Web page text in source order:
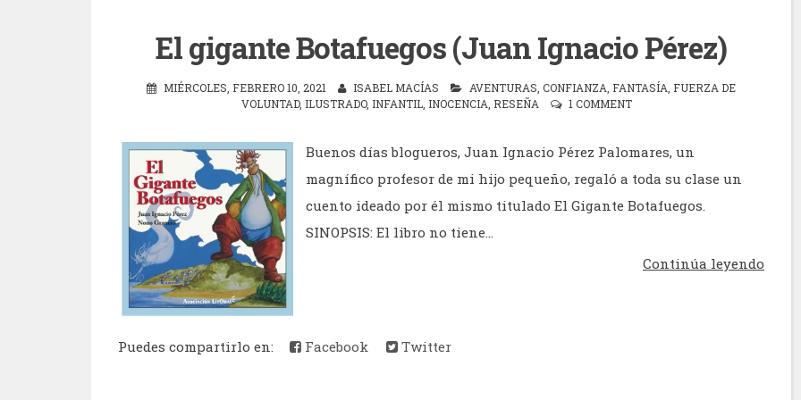
El gigante Botafuegos (Juan Ignacio Pérez)
MIÉRCOLES, FEBRERO 10, 2021 ISABEL MACÍAS AVENTURAS CONFIANZA FANTASÍA FUERZA DE
VOLUNTAD, ILUSTRADO, INFANTIL INOCENCIA RESEÑA 1 COMMENT
Buenos días blogueros, Juan Ignacio Pérez Palomares, un
magnífico profesor de mi hijo pequeño, regaló a toda su clase un
cuento ideado por él mismo titulado El Gigante Botafuegos.
SINOPSIS: El libro no tiene...
Continúa leyendo
Puedes compartirlo en: Facebook Twitter